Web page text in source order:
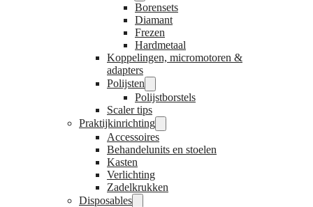
Borensets
Diamant
Frezen
Hardmetaal
Koppelingen, micromotoren &
adapters
Polijsten
Polijstborstels
Scaler tips
Praktijkinrichting
Accessoires
Behandelunits en stoelen
Kasten
Verlichting
Zadelkrukken
Disposables